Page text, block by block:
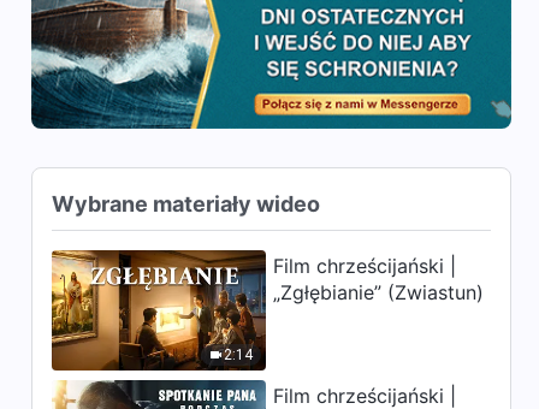
Wybrane materiały wideo
2:14
Film chrześcijański |
„Zgłębianie” (Zwiastun)
Film chrześcijański |